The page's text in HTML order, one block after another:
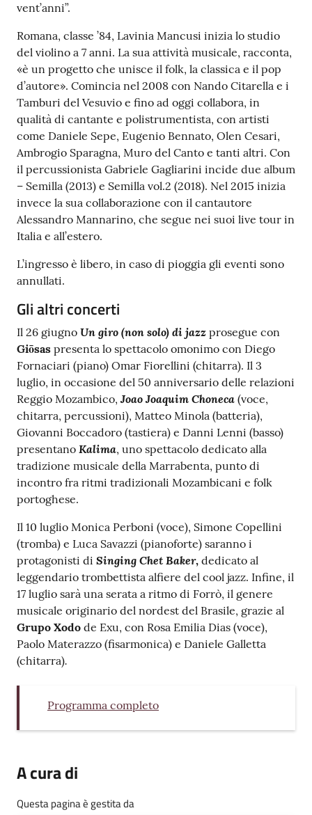
vent’anni”.
Romana, classe ’84, Lavinia Mancusi inizia lo studio
del violino a 7 anni. La sua attività musicale, racconta,
«è un progetto che unisce il folk, la classica e il pop
d’autore». Comincia nel 2008 con Nando Citarella e i
Tamburi del Vesuvio e fino ad oggi collabora, in
qualità di cantante e polistrumentista, con artisti
come Daniele Sepe, Eugenio Bennato, Olen Cesari,
Ambrogio Sparagna, Muro del Canto e tanti altri. Con
il percussionista Gabriele Gagliarini incide due album
– Semilla (2013) e Semilla vol.2 (2018). Nel 2015 inizia
invece la sua collaborazione con il cantautore
Alessandro Mannarino, che segue nei suoi live tour in
Italia e all’estero.
L’ingresso è libero, in caso di pioggia gli eventi sono
annullati.
Gli altri concerti
Il 26 giugno Un giro (non solo) di jazz prosegue con
Giōsas presenta lo spettacolo omonimo con Diego
Fornaciari (piano) Omar Fiorellini (chitarra). Il 3
luglio, in occasione del 50 anniversario delle relazioni
Reggio Mozambico,Joao Joaquim Choneca (voce,
chitarra, percussioni), Matteo Minola (batteria),
Giovanni Boccadoro (tastiera) e Danni Lenni (basso)
presentano Kalima, uno spettacolo dedicato alla
tradizione musicale della Marrabenta, punto di
incontro fra ritmi tradizionali Mozambicani e folk
portoghese.
Il 10 luglio Monica Perboni (voce), Simone Copellini
(tromba) e Luca Savazzi (pianoforte) saranno i
protagonisti di Singing Chet Baker, dedicato al
leggendario trombettista alfiere del cool jazz. Infine, il
17 luglio sarà una serata a ritmo di Forrò, il genere
musicale originario del nordest del Brasile, grazie al
Grupo Xodo de Exu, con Rosa Emilia Dias (voce),
Paolo Materazzo (fisarmonica) e Daniele Galletta
(chitarra).
Programma completo
A cura di
Questa pagina è gestita da